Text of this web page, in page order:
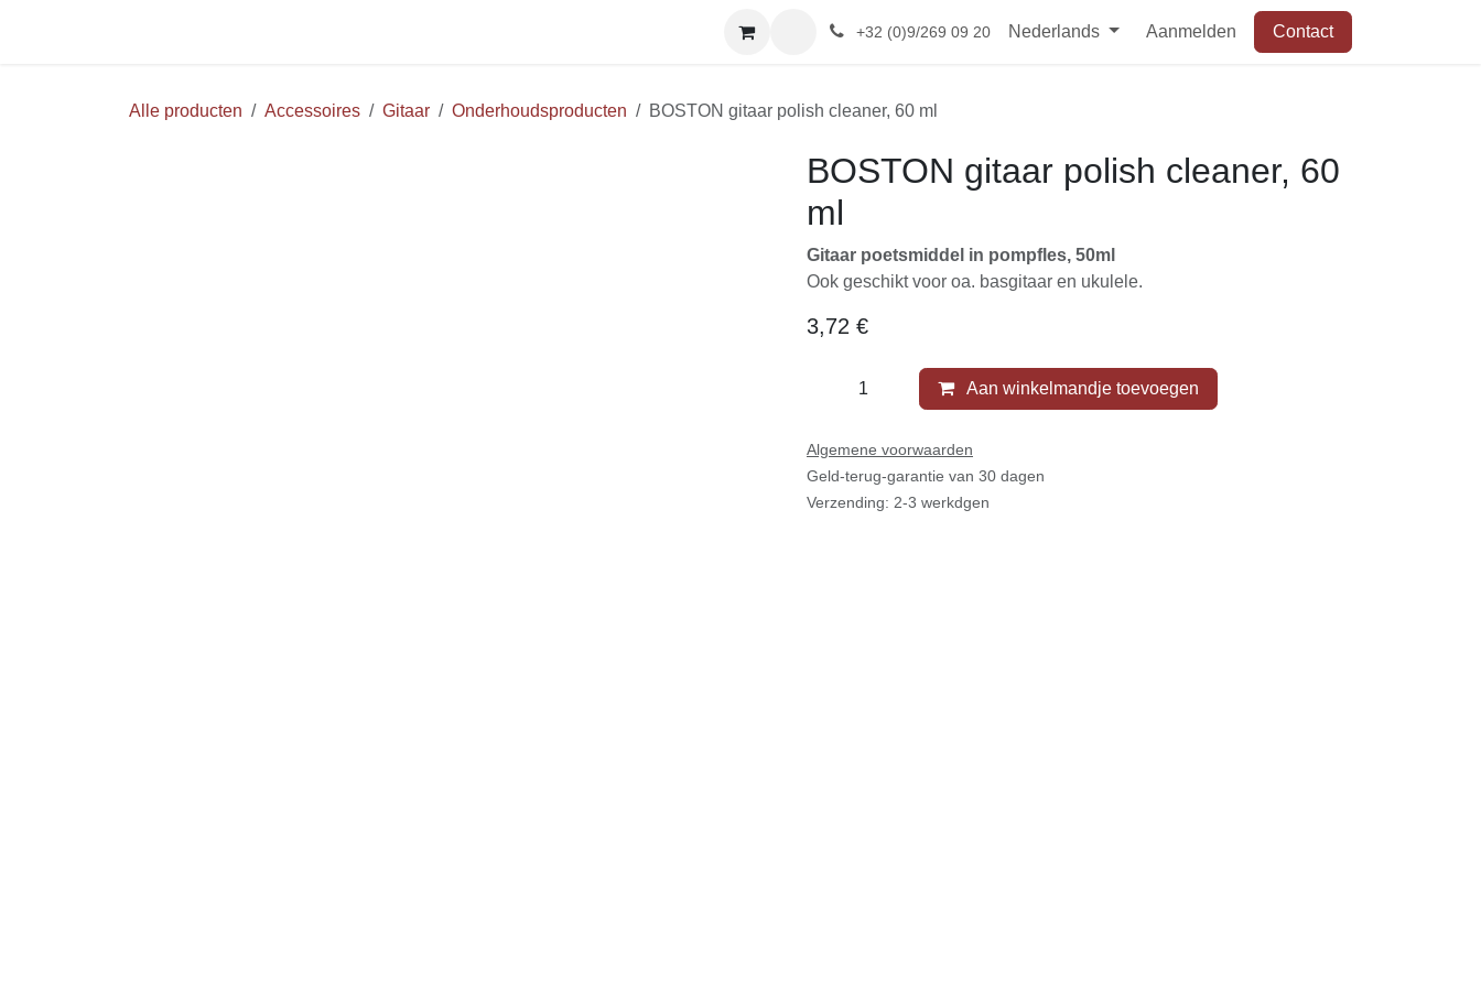
+32 (0)9/269 09 20 Nederlands Aanmelden Contact
Alle producten Accessoires Gitaar Onderhoudsproducten BOSTON gitaar polish cleaner, 60 ml
BOSTON gitaar polish cleaner, 60
ml
Gitaar poetsmiddel in pompfles, 50ml
Ook geschikt voor oa. basgitaar en ukulele.
3,72 €
Aan winkelmandje toevoegen
Algemene voorwaarden
Geld-terug-garantie van 30 dagen
Verzending: 2-3 werkdgen